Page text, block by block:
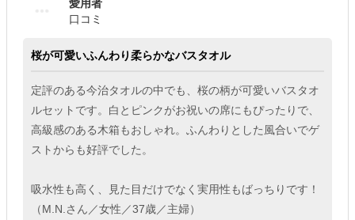
愛用者
口コミ
桜が可愛いふんわり柔らかなバスタオル
定評のある今治タオルの中でも、桜の柄が可愛いバスタオ
ルセットです。白とピンクがお祝いの席にもぴったりで、
高級感のある木箱もおしゃれ。ふんわりとした風合いでゲ
ストからも好評でした。
吸水性も高く、見た目だけでなく実用性もばっちりです！
（M.N.さん／女性／37歳／主婦）